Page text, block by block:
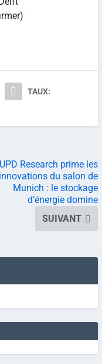
TAUX:
Research prime les
innovations du salon de
Munich : le stockage
d’énergie domine
SUIVANT